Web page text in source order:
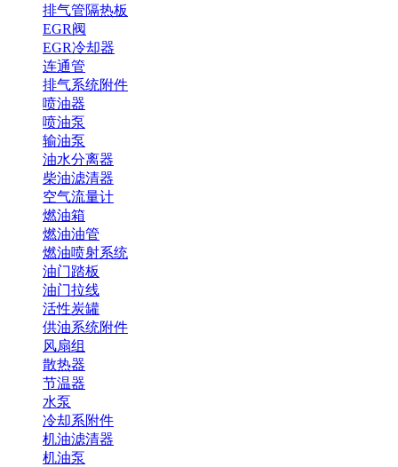
排气管隔热板
EGR阀
EGR冷却器
连通管
排气系统附件
喷油器
喷油泵
输油泵
油水分离器
柴油滤清器
空气流量计
燃油箱
燃油油管
燃油喷射系统
油门踏板
油门拉线
活性炭罐
供油系统附件
风扇组
散热器
节温器
水泵
冷却系附件
机油滤清器
机油泵